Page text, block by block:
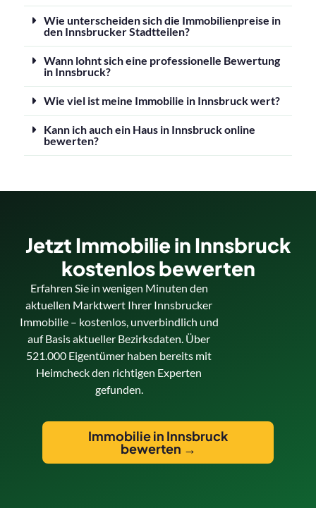
Wie unterscheiden sich die Immobilienpreise in
den Innsbrucker Stadtteilen?
Wann lohnt sich eine professionelle Bewertung
in Innsbruck?
Wie viel ist meine Immobilie in Innsbruck wert?
Kann ich auch ein Haus in Innsbruck online
bewerten?
Jetzt Immobilie in Innsbruck
kostenlos bewerten
Erfahren Sie in wenigen Minuten den
aktuellen Marktwert Ihrer Innsbrucker
Immobilie – kostenlos, unverbindlich und
auf Basis aktueller Bezirksdaten. Über
521.000 Eigentümer haben bereits mit
Heimcheck den richtigen Experten
gefunden.
Immobilie in Innsbruck
bewerten →